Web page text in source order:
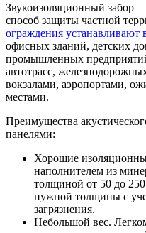
Звукоизоляционный забор
способ защиты частной
ограждения устанавливают
офисных зданий, детских
промышленных
автотрасс,
вокзалами, аэропортами,
местами.
Преимущества
панелями:
Хорошие
наполнителем из
толщиной от 50 до
нужной толщины с
загрязнения.
Небольшой вес.